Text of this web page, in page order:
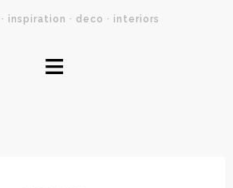
inspiration · deco · interiors
≡